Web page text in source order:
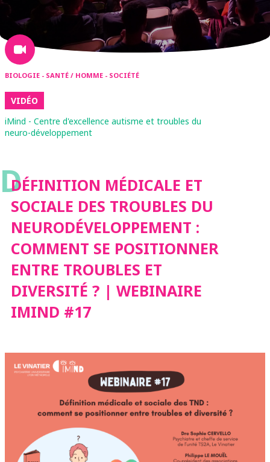
BIOLOGIE - SANTÉ / HOMME - SOCIÉTÉ
VIDÉO
iMind - Centre d'excellence autisme et troubles du
neuro-développement
DDÉFINITION MÉDICALE ET
SOCIALE DES TROUBLES DU
NEURODÉVELOPPEMENT :
COMMENT SE POSITIONNER
ENTRE TROUBLES ET
DIVERSITÉ ? | WEBINAIRE
IMIND #17